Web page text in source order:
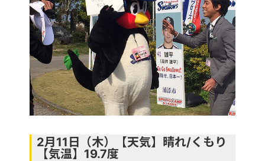
2月11日（木）【天気】晴れ/くもり
【気温】19.7度